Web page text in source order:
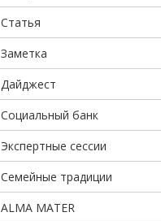
Статья
Заметка
Дайджест
Социальный банк
Экспертные сессии
Семейные традиции
ALMA MATER